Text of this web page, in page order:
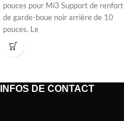
pouces pour Mi3 Support de renfort
de garde-boue noir arrière de 10
pouces. Le
INFOS DE CONTACT